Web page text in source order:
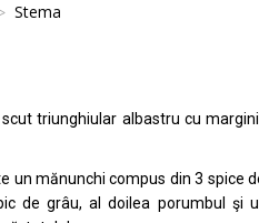
Stema
triunghiular albastru cu
un mănunchi compus din 3 spice
de grâu, al doilea porumbul şi